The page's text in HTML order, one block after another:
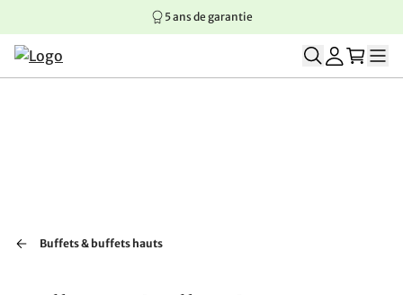
Aller au contenu principal
Aller à la navigation principale
Aller au pied de page
5 ans de garantie
Buffets & buffets hauts